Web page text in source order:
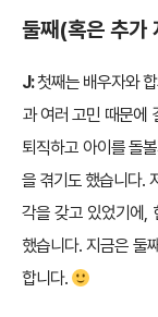
둘째(혹은 추가
J:첫째는 배우자와
과 여러 고민 때문에
퇴직하고 아이를 돌
을 겪기도 했습니다.
각을 갖고 있었기에,
했습니다. 지금은 둘
합니다.